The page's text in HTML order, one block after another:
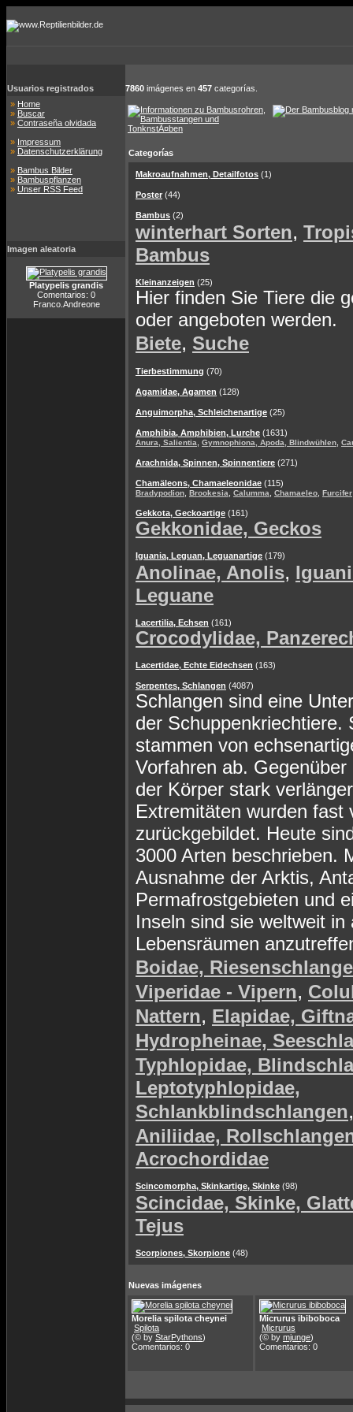
Usuarios registrados
» Home
» Buscar
» Contraseña olvidada
» Impressum
» Datenschutzerklärung
» Bambus Bilder
» Bambuspflanzen
» Unser RSS Feed
Imagen aleatoria
Platypelis grandis
Comentarios: 0
Franco.Andreone
7860 imágenes en 457 categorías.
Categorías
Makroaufnahmen, Detailfotos (1)
Poster (44)
Bambus (2)
winterhart Sorten,
Bambus
Kleinanzeigen (25)
Hier finden Sie Tiere die
oder angeboten werden.
Biete, Suche
Tierbestimmung (70)
Agamidae, Agamen (128)
Anguimorpha, Schleichenartige (25)
Amphibia, Amphibien, Lurche (1631)
Anura, Salientia Gymnophiona, Apoda, Blindwühlen
Arachnida, Spinnen, Spinnentiere (271)
Chamäleons, Chamaeleonidae (115)
Bradypodion Brookesia Calumma Chamaeleo Furcifer
Gekkota, Geckoartige (161)
Gekkonidae, Geckos
Iguania, Leguan, Leguanartige (179)
Anolinae, Anolis,
Leguane
Lacertilia, Echsen (161)
Crocodylidae,
Lacertidae, Echte Eidechsen (163)
Serpentes, Schlangen (4087)
Schlangen sind eine
der Schuppenkriechtiere.
stammen von
Vorfahren ab. Gegenüber
der Körper stark
Extremitäten wurden fast
zurückgebildet. Heute
3000 Arten beschrieben.
Ausnahme der Arktis,
Permafrostgebieten und
Inseln sind sie weltweit in
Lebensräumen
Boidae,
Viperidae - Vipern,
Nattern, Elapidae,
Hydropheinae,
Typhlopidae,
Leptotyphlopidae,
Schlankblindschlangen,
Aniliidae,
Acrochordidae
Scincomorpha, Skinkartige, Skinke (98)
Scincidae, Skinke,
Tejus
Scorpiones, Skorpione (48)
Nuevas imágenes
Morelia spilota cheynei
Spilota
(© by StarPythons)
Comentarios: 0
Micrurus ibiboboca
Micrurus
(© by mjunge)
Comentarios: 0